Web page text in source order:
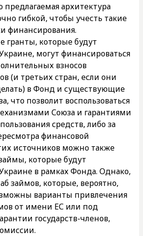
предлагаемая архитектура
гибкой, чтобы учесть такие
финансирования.
гранты, которые будут
могут финансироваться
взносов
(и третьих стран, если они
в Фонд и существующие
что позволит воспользоваться
Союза и гарантиями
средств, либо за
финансовой
источников можно также
которые будут
в рамках Фонда. Однако,
займов, которые, вероятно,
варианты привлечения
от имени ЕС или под
государств-членов,